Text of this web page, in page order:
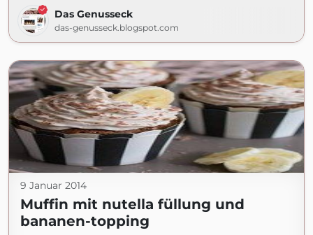
Das Genusseck
das-genusseck.blogspot.com
9 Januar 2014
Muffin mit nutella füllung und
bananen-topping